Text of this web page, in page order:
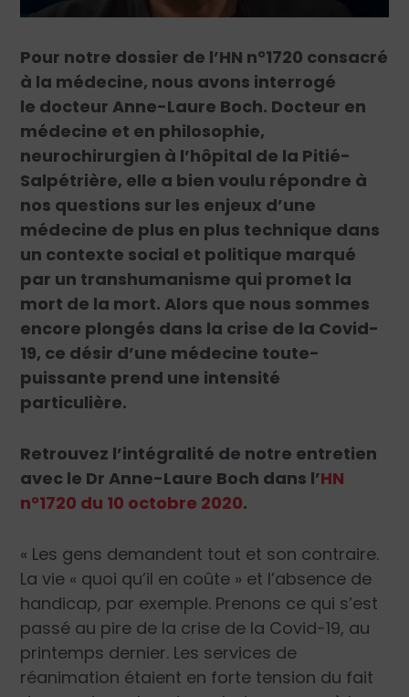
Pour notre dossier de l’HN n°1720 consacré
à la médecine, nous avons interrogé
le docteur Anne-Laure Boch. Docteur en
médecine et en philosophie,
neurochirurgien à l’hôpital de la Pitié-
Salpétrière, elle a bien voulu répondre à
nos questions sur les enjeux d’une
médecine de plus en plus technique dans
un contexte social et politique marqué
par un transhumanisme qui promet la
mort de la mort. Alors que nous sommes
encore plongés dans la crise de la Covid-
19, ce désir d’une médecine toute-
puissante prend une intensité
particulière.
Retrouvez l’intégralité de notre entretien
avec le Dr Anne-Laure Boch dans l’HN
n°1720 du 10 octobre 2020.
« Les gens demandent tout et son contraire.
La vie « quoi qu’il en coûte » et l’absence de
handicap, par exemple. Prenons ce qui s’est
passé au pire de la crise de la ­Covid-19, au
printemps dernier. Les services de
réanimation étaient en forte tension du fait